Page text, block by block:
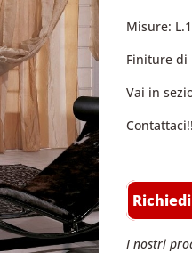
Misure:
Finiture di
Vai in
I nostri